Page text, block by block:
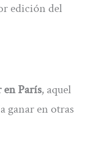
edición del
París, aquel
ganar en otras